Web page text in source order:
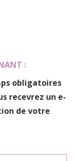
:
obligatoires
recevrez un e-
de votre